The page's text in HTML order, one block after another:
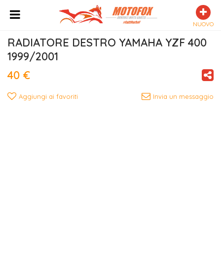
NUOVO
RADIATORE DESTRO YAMAHA YZF 400
1999/2001
40 €
Aggiungi ai favoriti Invia un messaggio